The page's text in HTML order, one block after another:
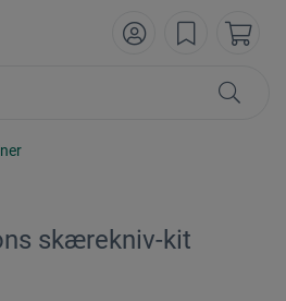
skærekniv-kit